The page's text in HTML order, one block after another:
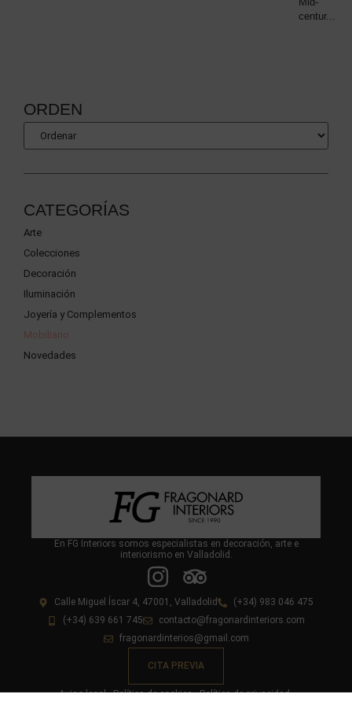
centur...
ORDEN
CATEGORÍAS
Arte
Colecciones
Decoración
Iluminación
Joyería y Complementos
Mobiliario
Novedades
En FG Interiors somos especialistas en decoración, arte e
interiorismo en Valladolid.
Calle Miguel Íscar 4, 47001, Valladolid
(+34) 983 046 475
(+34) 639 661 745
contacto@fragonardinteriors.com
fragonardinterios@gmail.com
CITA PREVIA
Aviso legal Política de cookies Política de privacidad